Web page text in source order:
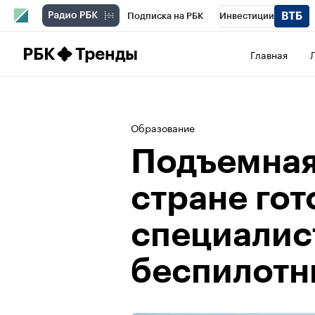
Подписка на РБК Инвестиции
РБК Тренды Главная
Образование
стране